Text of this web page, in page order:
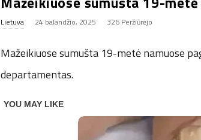
Lietuva 24 balandžio, 2025 326 Peržiūrėjo
Mažeikiuose sumušta 19-metė namuose
departamentas.